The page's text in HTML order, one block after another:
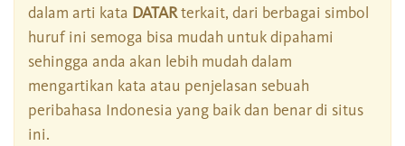
dalam arti kata DATARterkait, dari berbagai simbol
huruf ini semoga bisa mudah untuk dipahami
sehingga anda akan lebih mudah dalam
mengartikan kata atau penjelasan sebuah
peribahasa Indonesia yang baik dan benar di situs
ini.